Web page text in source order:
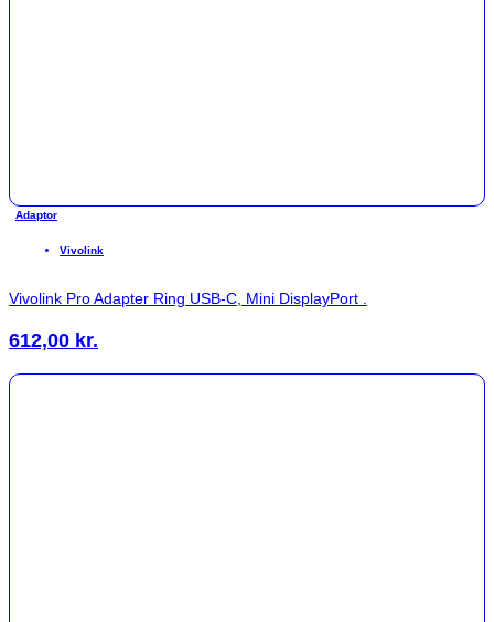
Adaptor
Vivolink
Vivolink Pro Adapter Ring USB-C, Mini DisplayPort .
612,00 kr.